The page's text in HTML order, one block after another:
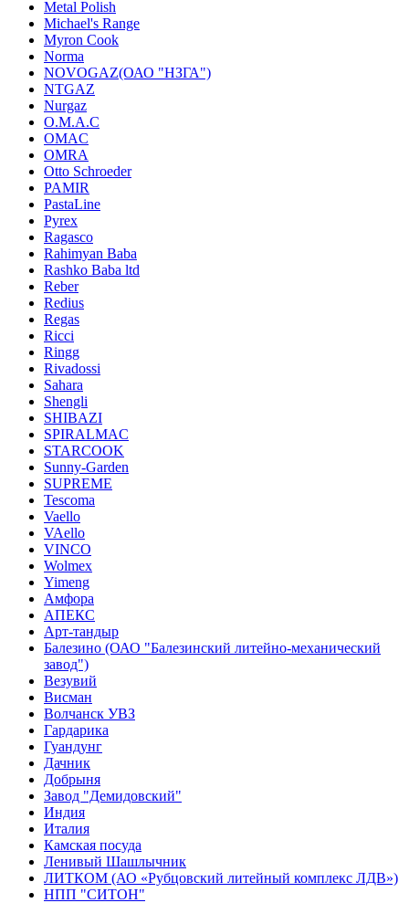
Metal Polish
Michael's Range
Myron Cook
Norma
NOVOGAZ(ОАО "НЗГА")
NTGAZ
Nurgaz
O.M.A.C
OMAC
OMRA
Otto Schroeder
PAMIR
PastaLine
Pyrex
Ragasco
Rahimyan Baba
Rashko Baba ltd
Reber
Redius
Regas
Ricci
Ringg
Rivadossi
Sahara
Shengli
SHIBAZI
SPIRALMAC
STARCOOK
Sunny-Garden
SUPREME
Tescoma
Vaello
VAello
VINCO
Wolmex
Yimeng
Амфора
АПЕКС
Арт-тандыр
Балезино (ОАО "Балезинский литейно-механический
завод")
Везувий
Висман
Волчанск УВЗ
Гардарика
Гуандунг
Дачник
Добрыня
Завод "Демидовский"
Индия
Италия
Камская посуда
Ленивый Шашлычник
ЛИТКОМ (АО «Рубцовский литейный комплекс ЛДВ»)
НПП "СИТОН"